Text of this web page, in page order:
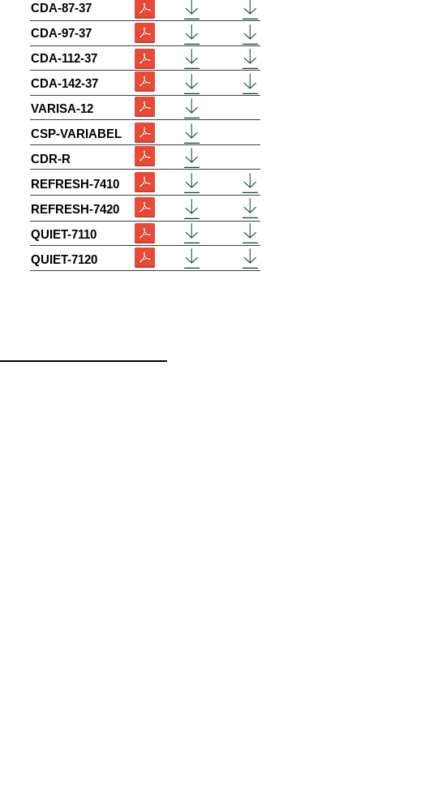
CDA-87-37
CDA-97-37
CDA-112-37
CDA-142-37
VARISA-12
CSP-VARIABEL
CDR-R
REFRESH-7410
REFRESH-7420
QUIET-7110
QUIET-7120